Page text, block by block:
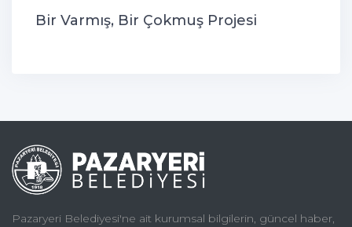
Bir Varmış, Bir Çokmuş Projesi
Pazaryeri Belediyesi'ne ait kurumsal bilgilerin, güncel haber,